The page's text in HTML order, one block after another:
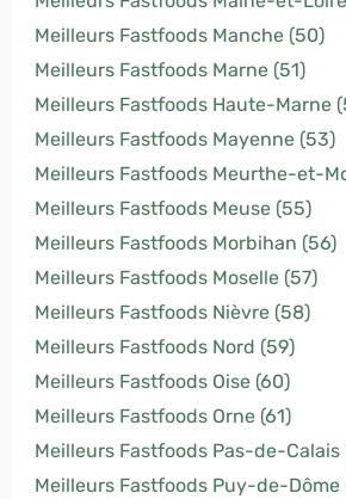
Meilleurs Fastfoods Manche (50)
Meilleurs Fastfoods Marne (51)
Meilleurs Fastfoods Haute-Marne
Meilleurs Fastfoods Mayenne (53)
Meilleurs Fastfoods Meurthe-et-
Meilleurs Fastfoods Meuse (55)
Meilleurs Fastfoods Morbihan (56)
Meilleurs Fastfoods Moselle (57)
Meilleurs Fastfoods Nièvre (58)
Meilleurs Fastfoods Nord (59)
Meilleurs Fastfoods Oise (60)
Meilleurs Fastfoods Orne (61)
Meilleurs Fastfoods Pas-de-Calais
Meilleurs Fastfoods Puy-de-Dôme